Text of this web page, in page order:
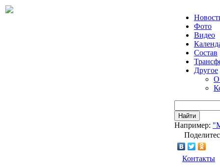
Фото
Видео
Состав
Другое
О
Найти
Например:
Контакты